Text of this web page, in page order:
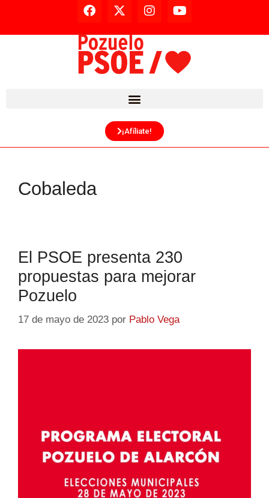
¡Afíliate!
Cobaleda
El PSOE presenta 230
propuestas para mejorar
Pozuelo
17 de mayo de 2023 por Pablo Vega